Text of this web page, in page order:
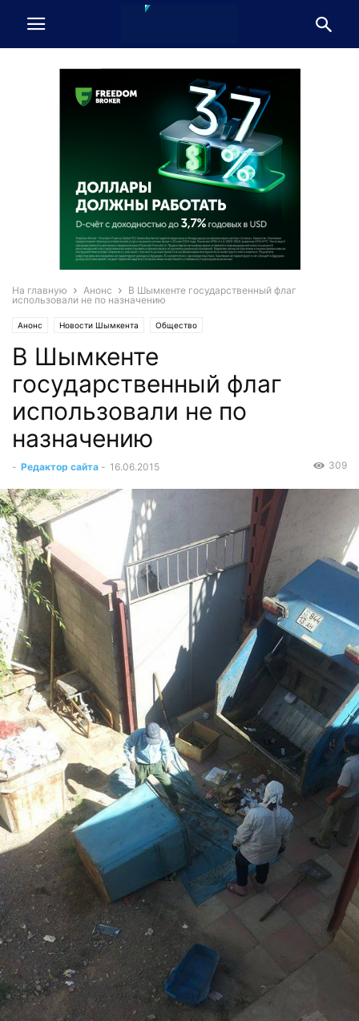
На главную Анонс
В Шымкенте государственный флаг
использовали не по назначению
Анонс Новости Шымкента Общество
В Шымкенте
государственный флаг
использовали не по
назначению
- Редактор сайта - 16.06.2015 309